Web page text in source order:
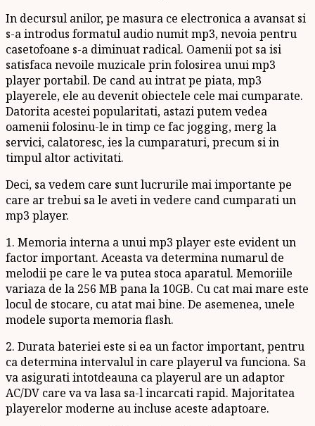
In decursul anilor, pe masura ce electronica a avansat si
s-a introdus formatul audio numit mp3, nevoia pentru
casetofoane s-a diminuat radical. Oamenii pot sa isi
satisfaca nevoile muzicale prin folosirea unui mp3
player portabil. De cand au intrat pe piata, mp3
playerele, ele au devenit obiectele cele mai cumparate.
Datorita acestei popularitati, astazi putem vedea
oamenii folosinu-le in timp ce fac jogging, merg la
servici, calatoresc, ies la cumparaturi, precum si in
timpul altor activitati.
Deci, sa vedem care sunt lucrurile mai importante pe
care ar trebui sa le aveti in vedere cand cumparati un
mp3 player.
1. Memoria interna a unui mp3 player este evident un
factor important. Aceasta va determina numarul de
melodii pe care le va putea stoca aparatul. Memoriile
variaza de la 256 MB pana la 10GB. Cu cat mai mare este
locul de stocare, cu atat mai bine. De asemenea, unele
modele suporta memoria flash.
2. Durata bateriei este si ea un factor important, pentru
ca determina intervalul in care playerul va funciona. Sa
va asigurati intotdeauna ca playerul are un adaptor
AC/DV care va va lasa sa-l incarcati rapid. Majoritatea
playerelor moderne au incluse aceste adaptoare.